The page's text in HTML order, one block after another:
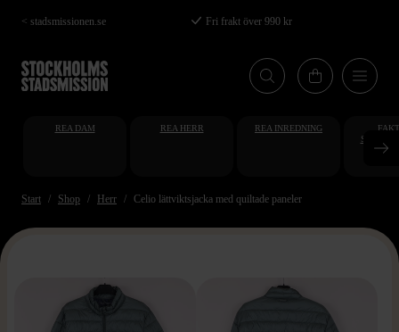
Hoppa
till
huvudinnehåll
< stadsmissionen.se Fri frakt över 990 kr
REA DAM REA HERR REA INREDNING
Start Shop Herr Celio lättviktsjacka med quiltade paneler